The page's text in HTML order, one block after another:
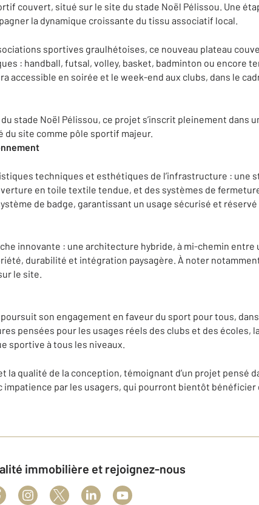
couvert, situé sur le site du stade Noël Pélissou. Une
la dynamique croissante du tissu associatif local.
sportives graulhétoises, ce nouveau plateau
: handball, futsal, volley, basket, badminton ou encore
en soirée et le week-end aux clubs, dans le
stade Noël Pélissou, ce projet s’inscrit pleinement dans
site comme pôle sportif majeur.
techniques et esthétiques de l’infrastructure : une
en toile textile tendue, et des systèmes de
de badge, garantissant un usage sécurisé et
innovante : une architecture hybride, à mi-chemin entre
durabilité et intégration paysagère. À noter
le site.
son engagement en faveur du sport pour tous,
pensées pour les usages réels des clubs et des écoles,
sportive à tous les niveaux.
la qualité de la conception, témoignant d’un projet pensé
impatience par les usagers, qui pourront bientôt bénéficier
immobilière et rejoignez-nous